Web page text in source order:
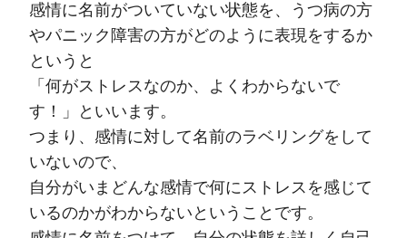
感情に名前がついていない状態を、うつ病の方
やパニック障害の方がどのように表現をするか
というと
「何がストレスなのか、よくわからないで
す！」といいます。
つまり、感情に対して名前のラベリングをして
いないので、
自分がいまどんな感情で何にストレスを感じて
いるのかがわからないということです。